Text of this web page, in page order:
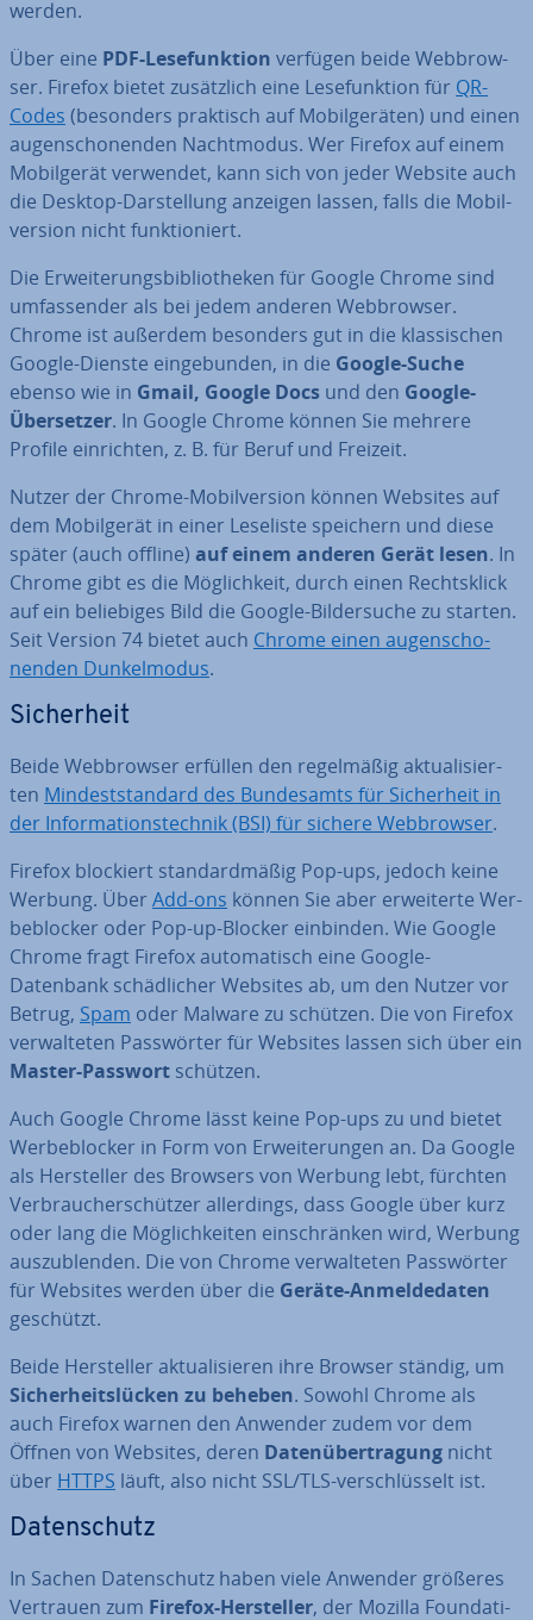
werden.
Über eine PDF-Le­se­funk­ti­on verfügen beide Web­brow­
ser. Firefox bietet zu­sätz­lich eine Le­se­funk­ti­on für QR-
Codes (besonders praktisch auf Mo­bil­ge­rä­ten) und einen
au­gen­scho­nen­den Nacht­mo­dus. Wer Firefox auf einem
Mo­bil­ge­rät verwendet, kann sich von jeder Website auch
die Desktop-Dar­stel­lung anzeigen lassen, falls die Mo­bil­
ver­si­on nicht funk­tio­niert.
Die Er­wei­te­rungs­bi­blio­the­ken für Google Chrome sind
um­fas­sen­der als bei jedem anderen Web­brow­ser.
Chrome ist außerdem besonders gut in die klas­si­schen
Google-Dienste ein­ge­bun­den, in die Google-Suche
ebenso wie in Gmail, Google Docs und den Google-
Über­set­zer. In Google Chrome können Sie mehrere
Profile ein­rich­ten, z. B. für Beruf und Freizeit.
Nutzer der Chrome-Mo­bil­ver­si­on können Websites auf
dem Mo­bil­ge­rät in einer Leseliste speichern und diese
später (auch offline) auf einem anderen Gerät lesen. In
Chrome gibt es die Mög­lich­keit, durch einen Rechts­klick
auf ein be­lie­bi­ges Bild die Google-Bil­der­su­che zu starten.
Seit Version 74 bietet auch Chrome einen au­gen­scho­
nen­den Dun­kel­mo­dus.
Si­cher­heit
Beide Web­brow­ser erfüllen den re­gel­mä­ßig ak­tua­li­sier­
ten Min­dest­stan­dard des Bun­des­amts für Si­cher­heit in
der In­for­ma­ti­ons­tech­nik (BSI) für sichere Web­brow­ser.
Firefox blockiert stan­dard­mä­ßig Pop-ups, jedoch keine
Werbung. Über Add-ons können Sie aber er­wei­ter­te Wer­
be­blo­cker oder Pop-up-Blocker einbinden. Wie Google
Chrome fragt Firefox au­to­ma­tisch eine Google-
Datenbank schäd­li­cher Websites ab, um den Nutzer vor
Betrug, Spam oder Malware zu schützen. Die von Firefox
ver­wal­te­ten Pass­wör­ter für Websites lassen sich über ein
Master-Passwort schützen.
Auch Google Chrome lässt keine Pop-ups zu und bietet
Wer­be­blo­cker in Form von Er­wei­te­run­gen an. Da Google
als Her­stel­ler des Browsers von Werbung lebt, fürchten
Ver­brau­cher­schüt­zer al­ler­dings, dass Google über kurz
oder lang die Mög­lich­kei­ten ein­schrän­ken wird, Werbung
aus­zu­blen­den. Die von Chrome ver­wal­te­ten Pass­wör­ter
für Websites werden über die Geräte-An­mel­de­da­ten
geschützt.
Beide Her­stel­ler ak­tua­li­sie­ren ihre Browser ständig, um
Si­cher­heits­lü­cken zu beheben. Sowohl Chrome als
auch Firefox warnen den Anwender zudem vor dem
Öffnen von Websites, deren Da­ten­über­tra­gung nicht
über HTTPS läuft, also nicht SSL/TLS-ver­schlüs­selt ist.
Da­ten­schutz
In Sachen Da­ten­schutz haben viele Anwender größeres
Vertrauen zum Firefox-Her­stel­ler, der Mozilla Foun­da­ti­